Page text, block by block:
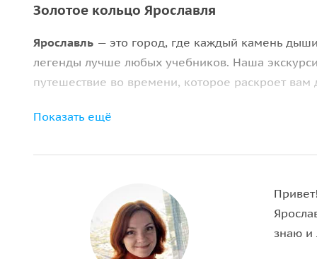
Золотое кольцо Ярославля
Ярославль — это город, где каждый камень
легенды лучше любых учебников. Наша
путешествие во времени, которое раскроет вам
Почему эта экскурсия уникальна?
Мыпройдем кольцевым маршрутом, который,
• Ярославль — один из немногих городов, чей
Всемирного наследия ЮНЕСКО
. Мы не просто
древнерусской архитектуры.
Показать ещё
знаю и